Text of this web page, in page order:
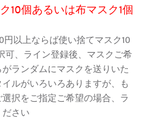
10個あるいは布マスク1個
以上ならば使い捨てマスク10
可、ライン登録後、マスクご希
ランダムにマスクを送りいた
ルがいろいろありますが、も
択をご指定ご希望の場合、ラ
さい